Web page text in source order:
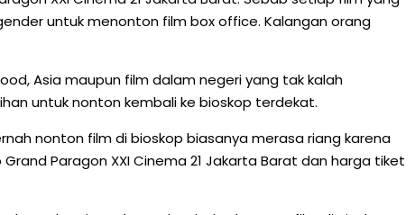
untuk menonton film box office. Kalangan orang
Asia maupun film dalam negeri yang tak kalah
untuk nonton kembali ke bioskop terdekat.
nonton film di bioskop biasanya merasa riang karena
Paragon XXI Cinema 21 Jakarta Barat dan harga tiket